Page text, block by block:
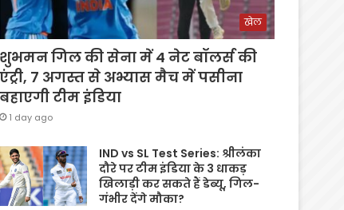
खेल
शुभमन गिल की सेना में 4 नेट बॉलर्स की
एंट्री, 7 अगस्त से अभ्यास मैच में पसीना
बहाएगी टीम इंडिया
1 day ago
IND vs SL Test Series: श्रीलंका
दौरे पर टीम इंडिया के 3 धाकड़
खिलाड़ी कर सकते हैं डेब्यू, गिल-
गंभीर देंगे मौका?